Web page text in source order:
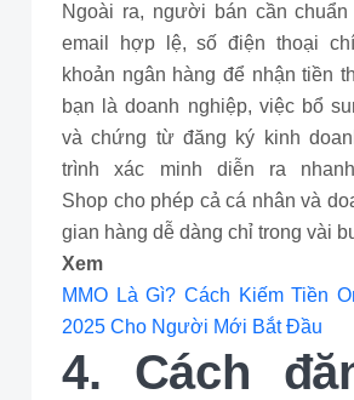
Ngoài ra, người bán cần
email hợp lệ, số điện thoại
khoản ngân hàng để nhận tiền
bạn là doanh nghiệp, việc bổ
và chứng từ đăng ký kinh
trình xác minh diễn ra
Shop cho phép cả cá nhân và
gian hàng dễ dàng chỉ trong vài
Xem
MMO Là Gì? Cách Kiếm Tiền
2025 Cho Người Mới Bắt Đầu
4. Cách